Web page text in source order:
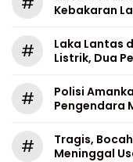
Kebakaran
#
Laka Lantas
Listrik, Dua
#
Polisi
Pengendara
#
Tragis,
Meninggal